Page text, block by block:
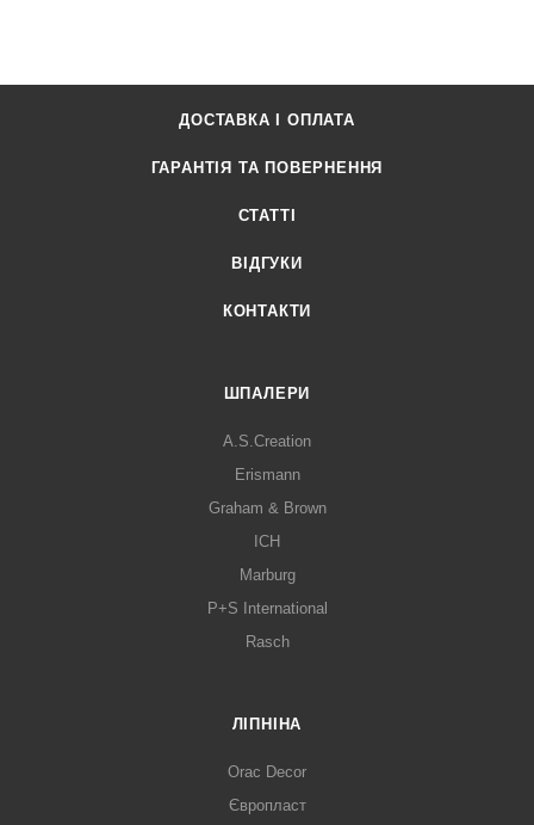
ДОСТАВКА І ОПЛАТА
ГАРАНТІЯ ТА ПОВЕРНЕННЯ
СТАТТІ
ВІДГУКИ
КОНТАКТИ
ШПАЛЕРИ
A.S.Creation
Erismann
Graham & Brown
ICH
Marburg
P+S International
Rasch
ЛІПНІНА
Orac Decor
Європласт